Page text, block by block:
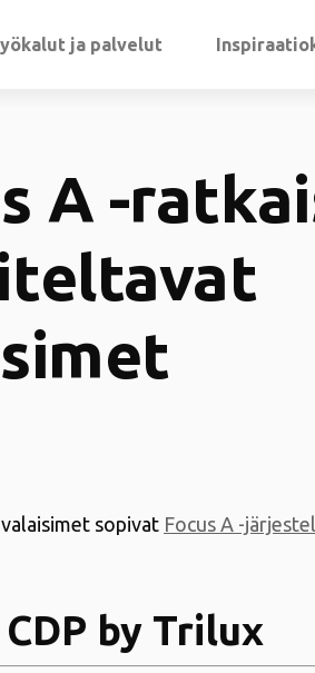
ja palvelut
A -
sopivat Focus A -
by Trilux